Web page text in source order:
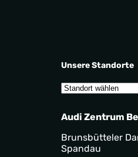
Unsere Standorte
Audi Zentrum
Brunsbütteler
Spandau